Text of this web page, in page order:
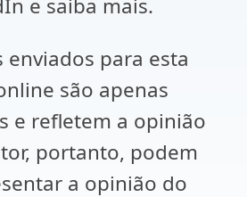
e saiba mais.
enviados para esta
são apenas
e refletem a opinião
portanto, podem
a opinião do